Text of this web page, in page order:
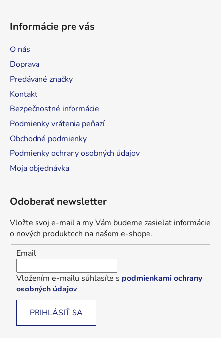
Informácie pre vás
O nás
Doprava
Predávané značky
Kontakt
Bezpečnostné informácie
Podmienky vrátenia peňazí
Obchodné podmienky
Podmienky ochrany osobných údajov
Moja objednávka
Odoberať newsletter
Vložte svoj e-mail a my Vám budeme zasielať informácie
o nových produktoch na našom e-shope.
Email
Vložením e-mailu súhlasíte s podmienkami ochrany
osobných údajov
PRIHLÁSIŤ SA